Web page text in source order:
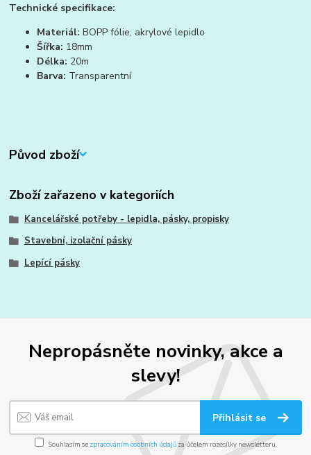
Technické specifikace:
Materiál: BOPP fólie, akrylové lepidlo
Šířka: 18mm
Délka: 20m
Barva: Transparentní
Původ zboží
Zboží zařazeno v kategoriích
Kancelářské potřeby - lepidla, pásky, propisky
Stavební, izolační pásky
Lepící pásky
Nepropásněte novinky, akce a
slevy!
Přihlásit se
Souhlasím se zpracováním osobních údajůza účelem rozesílky newsletteru.